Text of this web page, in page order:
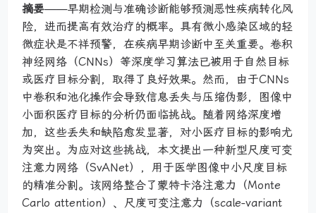
摘要——早期检测与准确诊断能够预测恶性疾病转化风
险，进而提高有效治疗的概率。具有微小感染区域的轻
微症状是不祥预警，在疾病早期诊断中至关重要。卷积
神经网络（CNNs）等深度学习算法已被用于自然目标
或医疗目标分割，取得了良好效果。然而，由于CNNs
中卷积和池化操作会导致信息丢失与压缩伪影，图像中
小面积医疗目标的分析仍面临挑战。随着网络深度增
加，这些丢失和缺陷愈发显著，对小医疗目标的影响尤
为突出。为应对这些挑战，本文提出一种新型尺度可变
注意力网络（SvANet），用于医学图像中小尺度目标
的精准分割。该网络整合了蒙特卡洛注意力（Monte
Carlo attention）、尺度可变注意力（scale-variant